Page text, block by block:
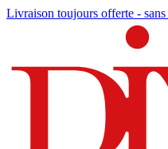
Livraison toujours offerte -